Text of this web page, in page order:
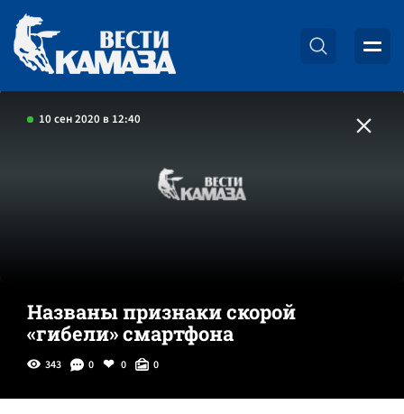
10 сен 2020 в 12:40
Названы признаки скорой
«гибели» смартфона
343 0 0 0